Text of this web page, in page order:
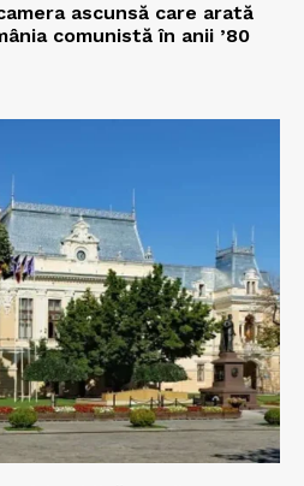
ascunsă care arată
comunistă în anii ’80